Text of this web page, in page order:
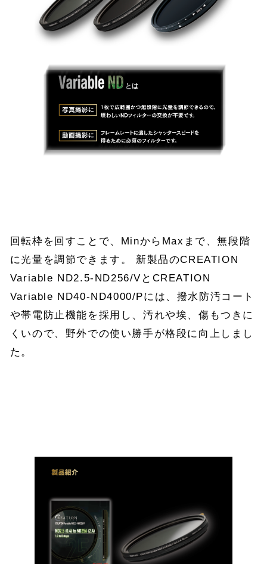
回転枠を回すことで、MinからMaxまで、無段階
に光量を調節できます。 新製品のCREATION
Variable ND2.5-ND256/VとCREATION
Variable ND40-ND4000/Pには、撥水防汚コート
や帯電防止機能を採用し、汚れや埃、傷もつきに
くいので、野外での使い勝手が格段に向上しまし
た。